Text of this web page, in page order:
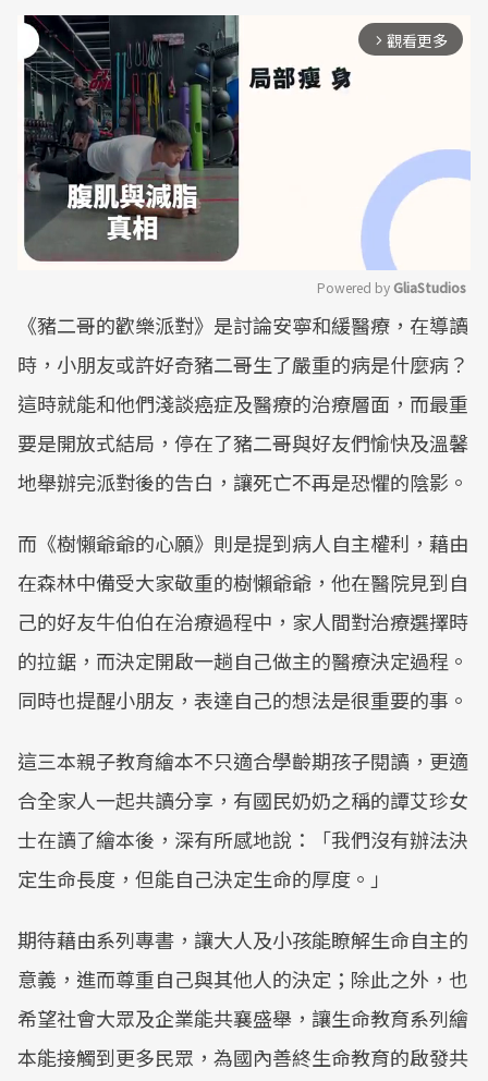
arrow_forward_ios 觀看更多
Mute
Powered by GliaStudios
《豬二哥的歡樂派對》是討論安寧和緩醫療，在導讀
時，小朋友或許好奇豬二哥生了嚴重的病是什麼病？
這時就能和他們淺談癌症及醫療的治療層面，而最重
要是開放式結局，停在了豬二哥與好友們愉快及溫馨
地舉辦完派對後的告白，讓死亡不再是恐懼的陰影。
而《樹懶爺爺的心願》則是提到病人自主權利，藉由
在森林中備受大家敬重的樹懶爺爺，他在醫院見到自
己的好友牛伯伯在治療過程中，家人間對治療選擇時
的拉鋸，而決定開啟一趟自己做主的醫療決定過程。
同時也提醒小朋友，表達自己的想法是很重要的事。
這三本親子教育繪本不只適合學齡期孩子閱讀，更適
合全家人一起共讀分享，有國民奶奶之稱的譚艾珍女
士在讀了繪本後，深有所感地說：「我們沒有辦法決
定生命長度，但能自己決定生命的厚度。」
期待藉由系列專書，讓大人及小孩能瞭解生命自主的
意義，進而尊重自己與其他人的決定；除此之外，也
希望社會大眾及企業能共襄盛舉，讓生命教育系列繪
本能接觸到更多民眾，為國內善終生命教育的啟發共